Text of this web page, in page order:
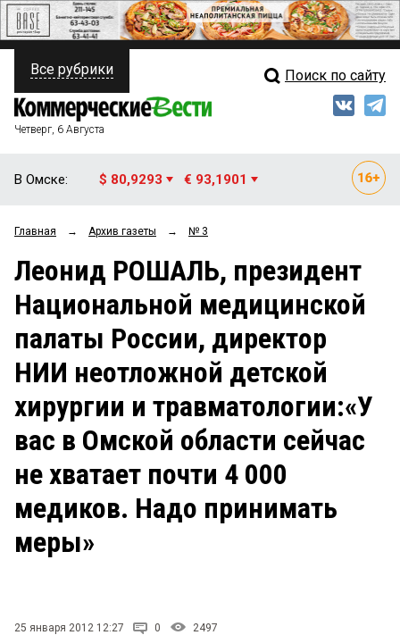
ПОЛИТИКА
ФИНАНСЫ
ОБЩЕСТВО
ЗАКОН
НОВОСТИ КОМПАНИЙ
ПРОИСШЕСТВИЯ
СТИЛЬ ЖИЗНИ
Свежий выпуск
Рейтинги
Блоги
Архив
Все рубрики Поиск по сайту
Четверг, 6 Августа
В Омске: $ 80,9293 € 93,1901
Главная → Архив газеты → № 3
Леонид РОШАЛЬ, президент
Национальной медицинской
палаты России, директор
НИИ неотложной детской
хирургии и травматологии:«У
вас в Омской области сейчас
не хватает почти 4 000
медиков. Надо принимать
меры»
25 января 2012 12:27 0 2497